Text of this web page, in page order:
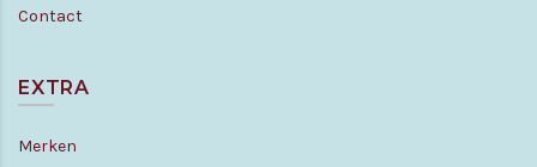
Contact
EXTRA
Merken